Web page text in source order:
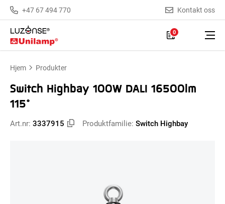
+47 67 494 770 Kontakt oss
0
Hjem Produkter
Switch Highbay 100W DALI 16500lm
115°
Art.nr: 3337915 Produktfamilie: Switch Highbay